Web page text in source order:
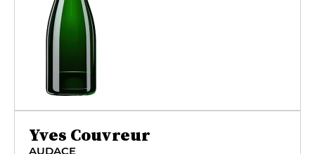
Yves Couvreur
AUDACE